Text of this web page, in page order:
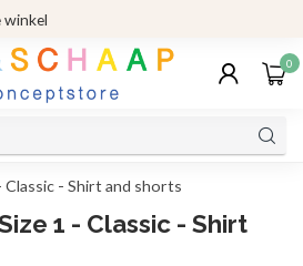
winkel
0
Classic - Shirt and shorts
1 - Classic - Shirt